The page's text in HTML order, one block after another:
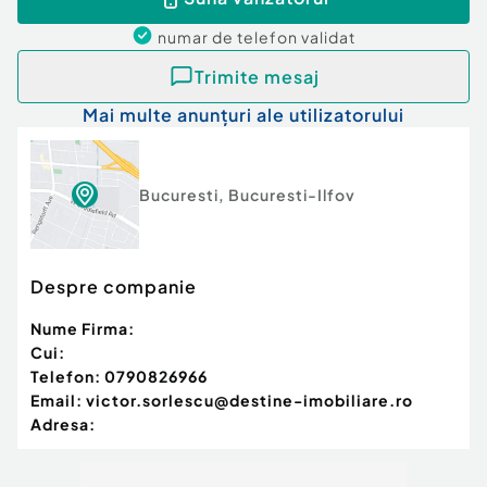
numar de telefon validat
Trimite mesaj
Mai multe anunțuri ale utilizatorului
Bucuresti, Bucuresti-Ilfov
Despre companie
Nume Firma:
Cui:
Telefon: 0790826966
Email: victor.sorlescu@destine-imobiliare.ro
Adresa: